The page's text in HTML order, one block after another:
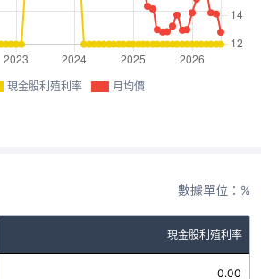
現金股利殖利率 月均價
數據單位：%
現金股利殖利率
0.00